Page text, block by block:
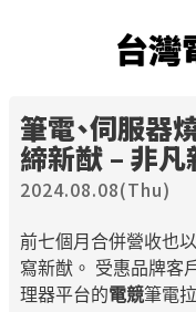
台灣
筆電、伺服器
締新猷 – 非凡
2024.08.08(Thu)
前七個月合併營收也
寫新猷。 受惠品牌客
理器平台的電競筆電